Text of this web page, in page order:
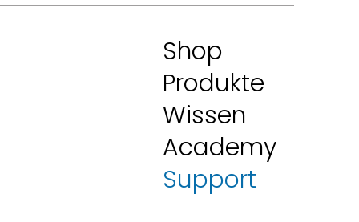
Shop
Produkte
Wissen
Academy
Support